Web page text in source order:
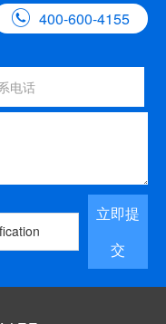
 400-600-4155
立即提
交